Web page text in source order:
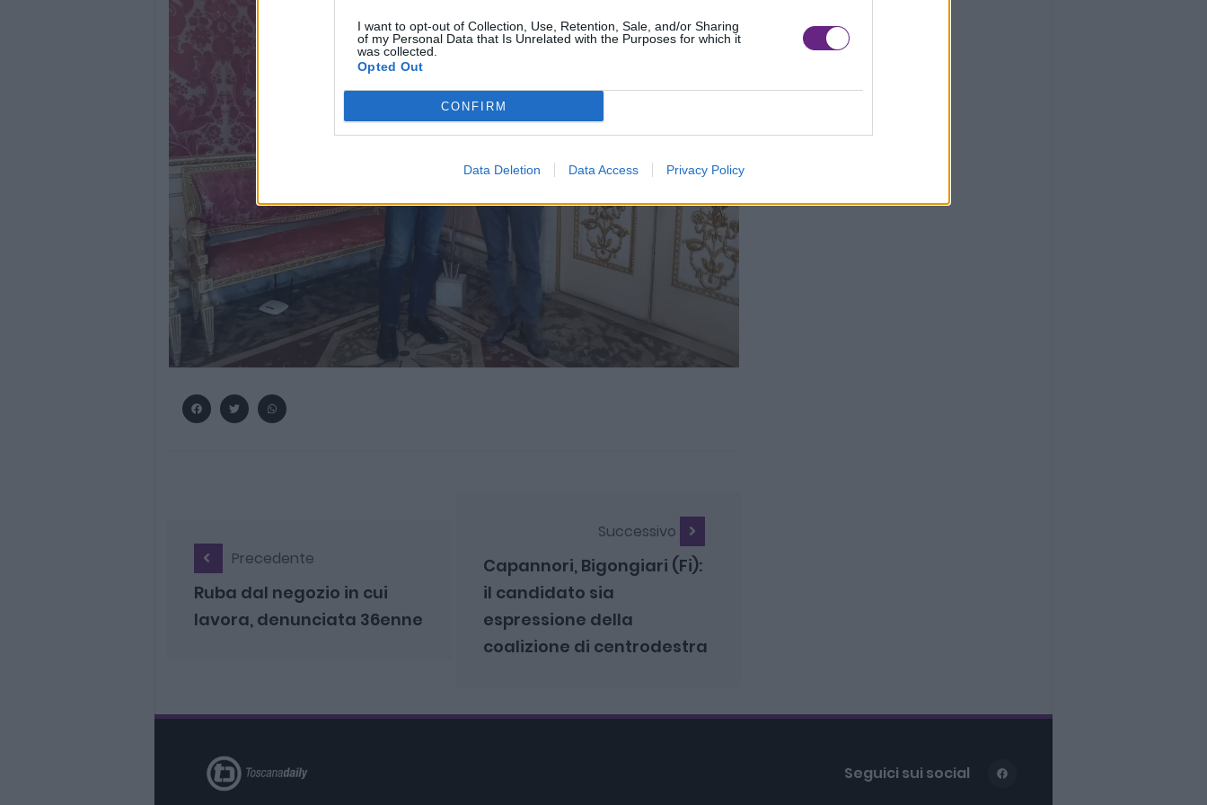
I want to opt-out of Collection, Use, Retention, Sale, and/or Sharing
of my Personal Data that Is Unrelated with the Purposes for which it
was collected.
Opted Out
CONFIRM
Data Deletion Data Access Privacy Policy
Precedente
Ruba dal negozio in cui
lavora, denunciata 36enne
Successivo
Capannori, Bigongiari (Fi):
il candidato sia
espressione della
coalizione di centrodestra
Seguici sui social